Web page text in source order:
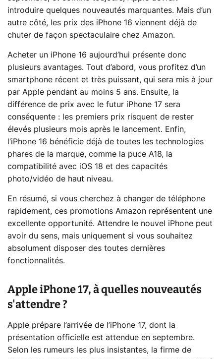
introduire quelques nouveautés marquantes. Mais d’un
autre côté, les prix des iPhone 16 viennent déjà de
chuter de façon spectaculaire chez Amazon.
Acheter un iPhone 16 aujourd’hui présente donc
plusieurs avantages. Tout d’abord, vous profitez d’un
smartphone récent et très puissant, qui sera mis à jour
par Apple pendant au moins 5 ans. Ensuite, la
différence de prix avec le futur iPhone 17 sera
conséquente : les premiers prix risquent de rester
élevés plusieurs mois après le lancement. Enfin,
l’iPhone 16 bénéficie déjà de toutes les technologies
phares de la marque, comme la puce A18, la
compatibilité avec iOS 18 et des capacités
photo/vidéo de haut niveau.
En résumé, si vous cherchez à changer de téléphone
rapidement, ces promotions Amazon représentent une
excellente opportunité. Attendre le nouvel iPhone peut
avoir du sens, mais uniquement si vous souhaitez
absolument disposer des toutes dernières
fonctionnalités.
Apple iPhone 17, à quelles nouveautés
s'attendre ?
Apple prépare l’arrivée de l’iPhone 17, dont la
présentation officielle est attendue en septembre.
Selon les rumeurs les plus insistantes, la firme de